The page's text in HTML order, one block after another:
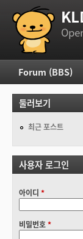
부 메뉴
주 메뉴
Forum (BBS)
둘러보기
최근 포스트
사용자 로그인
아이디 *
비밀번호*